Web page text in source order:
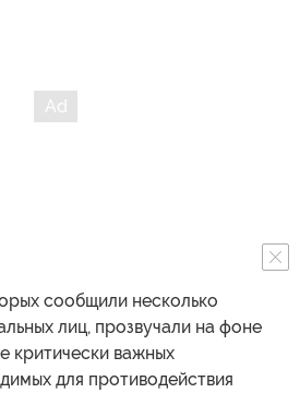
сообщили несколько
лиц, прозвучали на фоне
критически важных
для противодействия